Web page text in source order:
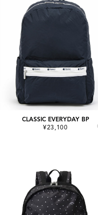
CLASSIC EVERYDAY BP
¥23,100